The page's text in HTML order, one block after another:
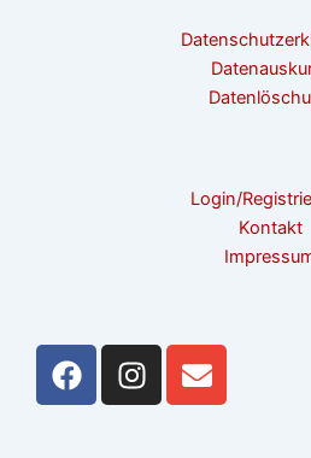
Login/
Kontakt
F
a
I
n
E
n